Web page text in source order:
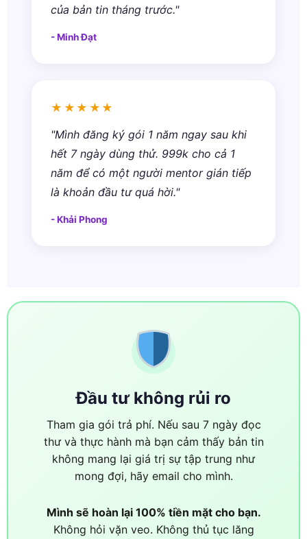
của bản tin tháng trước."
- Minh Đạt
★★★★★
"Mình đăng ký gói 1 năm ngay sau khi
hết 7 ngày dùng thử. 999k cho cả 1
năm để có một người mentor gián tiếp
là khoản đầu tư quá hời."
- Khải Phong
Đầu tư không rủi ro
Tham gia gói trả phí. Nếu sau 7 ngày đọc
thư và thực hành mà bạn cảm thấy bản tin
không mang lại giá trị sự tập trung như
mong đợi, hãy email cho mình.
Mình sẽ hoàn lại 100% tiền mặt cho bạn.
Không hỏi vặn veo. Không thủ tục lăng